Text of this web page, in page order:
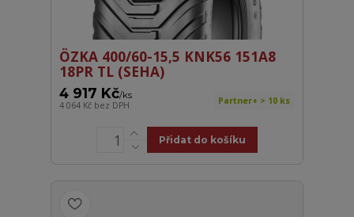
ÖZKA 400/60-15,5 KNK56 151A8
18PR TL (SEHA)
4 917 Kč/ks
4 064 Kč bez DPH Partner+ > 10 ks
Přidat do košíku